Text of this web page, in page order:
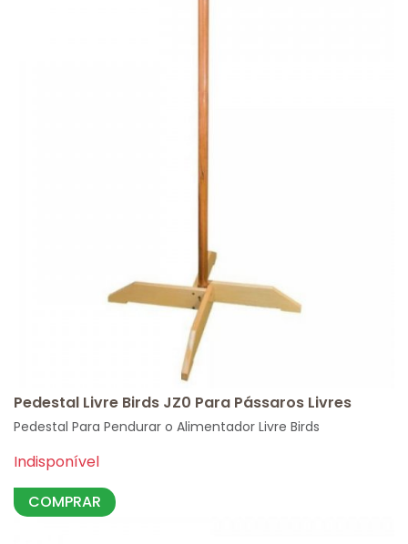
Pedestal Livre Birds JZ0 Para Pássaros Livres
Pedestal Para Pendurar o Alimentador Livre Birds
Indisponível
COMPRAR